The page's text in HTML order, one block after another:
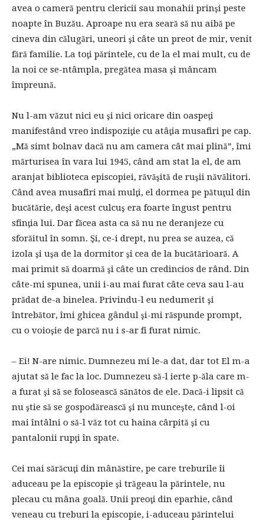
avea o cameră pentru clericii sau monahii prinşi peste
noapte în Buzău. Aproape nu era seară să nu aibă pe
cineva din călugări, uneori şi câte un preot de mir, venit
fără familie. La toţi părintele, cu de la el mai mult, cu de
la noi ce se-ntâmpla, pregătea masa şi mâncam
împreună.
Nu l-am văzut nici eu şi nici oricare din oaspeţi
manifestând vreo indispoziţie cu atâţia musafiri pe cap.
„Mă simt bolnav dacă nu am camera cât mai plină”, îmi
mărturisea în vara lui 1945, când am stat la el, de am
aranjat biblioteca episcopiei, răvăşită de ruşii năvălitori.
Când avea musafiri mai mulţi, el dormea pe pătuţul din
bucătărie, deşi acest culcuş era foarte îngust pentru
sfinţia lui. Dar făcea asta ca să nu ne deranjeze cu
sforăitul în somn. Şi, ce-i drept, nu prea se auzea, că
izola şi uşa de la dormitor şi cea de la bucătărioară. A
mai primit să doarmă şi câte un credincios de rând. Din
câte-mi spunea, unii i-au mai furat câte ceva sau l-au
prădat de-a binelea. Privindu-l eu nedumerit şi
întrebător, îmi ghicea gândul şi-mi răspunde prompt,
cu o voioşie de parcă nu i s-ar fi furat nimic.
– Ei! N-are nimic. Dumnezeu mi le-a dat, dar tot El m-a
ajutat să le fac la loc. Dumnezeu să-l ierte p-ăla care m-
a furat şi să se folosească sănătos de ele. Dacă-i lipsit că
nu ştie să se gospodărească şi nu munceşte, când l-oi
mai întâlni o să-l văz tot cu haina cârpită şi cu
pantalonii rupţi în spate.
Cei mai sărăcuţi din mânăstire, pe care treburile îi
aduceau pe la episcopie şi trăgeau la părintele, nu
plecau cu mâna goală. Unii preoţi din eparhie, când
veneau cu treburi la episcopie, i-aduceau părintelui